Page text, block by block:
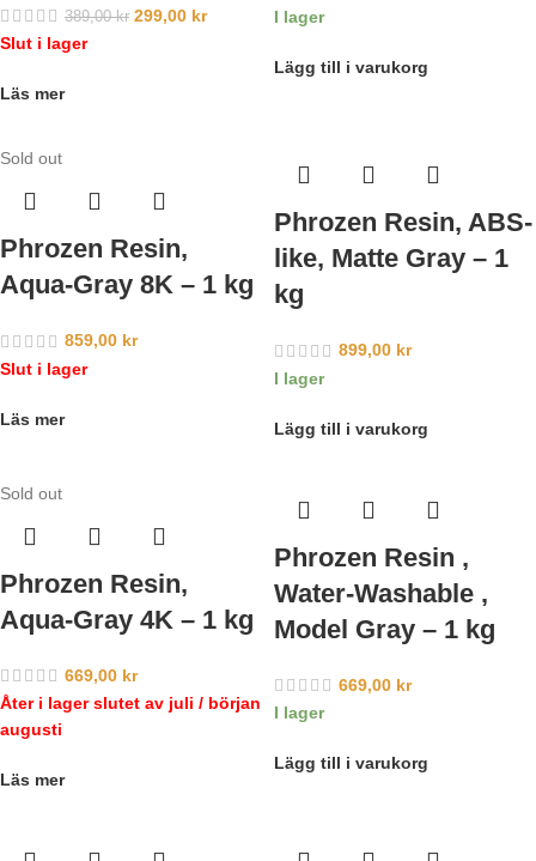
389,00kr 299,00 kr
Slut i lager
Läs mer
I lager
Lägg till i varukorg
Sold out
Phrozen Resin,
Aqua-Gray 8K – 1 kg
859,00 kr
Slut i lager
Läs mer
Phrozen Resin, ABS-
like, Matte Gray – 1
kg
899,00 kr
I lager
Lägg till i varukorg
Sold out
Phrozen Resin,
Aqua-Gray 4K – 1 kg
669,00 kr
Åter i lager slutet av juli / början
augusti
Läs mer
Phrozen Resin ,
Water-Washable ,
Model Gray – 1 kg
669,00 kr
I lager
Lägg till i varukorg